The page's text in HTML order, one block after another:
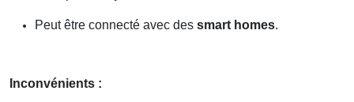
Peut être connecté avec des smart homes.
Inconvénients :